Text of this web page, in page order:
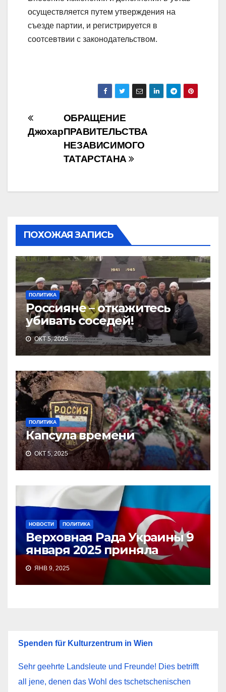
осуществляется путем утверждения на
съезде партии, и регистрируется в
соотсевтвии с законодательством.
Навигация
по
записям
ОБРАЩЕНИЕ
ПРАВИТЕЛЬСТВА
НЕЗАВИСИМОГО
ТАТАРСТАНА
Джохар
ПОХОЖАЯ ЗАПИСЬ
ПОЛИТИКА
Россияне – откажитесь
убивать соседей!
ОКТ 5, 2025
ПОЛИТИКА
Капсула времени
ОКТ 5, 2025
НОВОСТИ ПОЛИТИКА
Верховная Рада Украины 9
января 2025 приняла
ЯНВ 9, 2025
Spenden für Kulturzentrum in Wien
Sehr geehrte Landsleute und Freunde! Dies betrifft
all jene, denen das Wohl des tschetschenischen